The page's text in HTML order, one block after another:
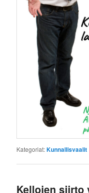
Kategoriat:Kunnallisvaalit
Kellojen siirto